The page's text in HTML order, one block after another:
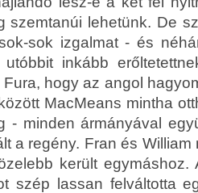
szemtanúi lehetünk. De
sok izgalmat - és
inkább
hogy az angol
MacMeans mintha
- minden ármányával
a regény. Fran és William
került egymáshoz.
szép lassan felváltotta